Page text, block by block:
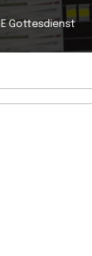
Gottesdienst